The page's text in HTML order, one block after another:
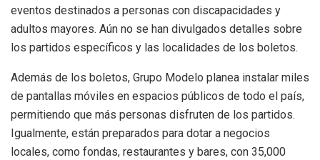
eventos destinados a personas con discapacidades y
adultos mayores. Aún no se han divulgados detalles sobre
los partidos específicos y las localidades de los boletos.
Además de los boletos, Grupo Modelo planea instalar miles
de pantallas móviles en espacios públicos de todo el país,
permitiendo que más personas disfruten de los partidos.
Igualmente, están preparados para dotar a negocios
locales, como fondas, restaurantes y bares, con 35,000